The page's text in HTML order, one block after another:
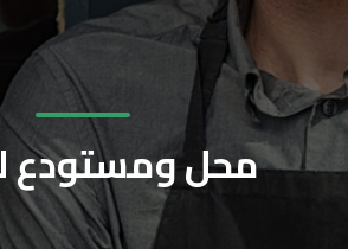
محل ومستودع